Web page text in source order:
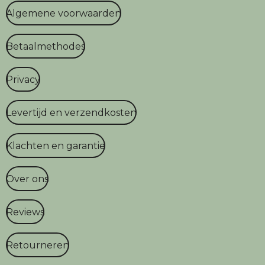
Algemene voorwaarden
Betaalmethodes
Privacy
Levertijd en verzendkosten
Klachten en garantie
Over ons
Reviews
Retourneren